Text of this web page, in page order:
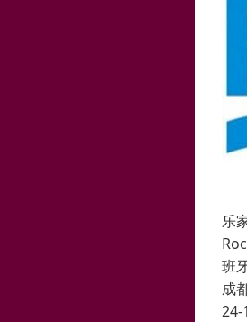
乐
班
成
24-